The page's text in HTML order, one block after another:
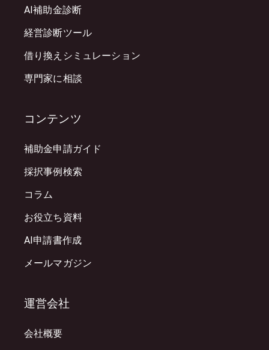
AI補助金診断
経営診断ツール
借り換えシミュレーション
専門家に相談
コンテンツ
補助金申請ガイド
採択事例検索
コラム
お役立ち資料
AI申請書作成
メールマガジン
運営会社
会社概要